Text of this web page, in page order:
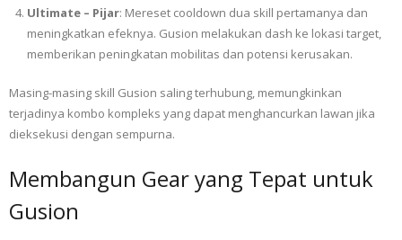
Ultimate – Pijar: Mereset cooldown dua skill pertamanya dan
meningkatkan efeknya. Gusion melakukan dash ke lokasi target,
memberikan peningkatan mobilitas dan potensi kerusakan.
Masing-masing skill Gusion saling terhubung, memungkinkan
terjadinya kombo kompleks yang dapat menghancurkan lawan jika
dieksekusi dengan sempurna.
Membangun Gear yang Tepat untuk
Gusion